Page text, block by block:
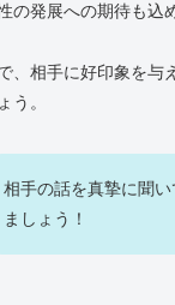
の発展への期待も込
、相手に好印象を
う。
相手の話を真摯に聞
ましょう！